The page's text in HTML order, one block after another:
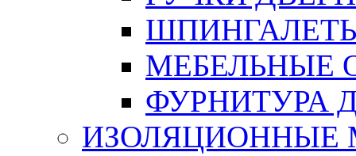
МЕБЕЛЬНЫЕ
ФУРНИТУРА
ИЗОЛЯЦИОННЫЕ